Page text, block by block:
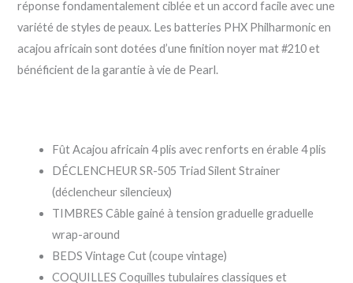
réponse fondamentalement ciblée et un accord facile avec une
variété de styles de peaux. Les batteries PHX Philharmonic en
acajou africain sont dotées d’une finition noyer mat #210 et
bénéficient de la garantie à vie de Pearl.
Fût Acajou africain 4 plis avec renforts en érable 4 plis
DÉCLENCHEUR SR-505 Triad Silent Strainer
(déclencheur silencieux)
TIMBRES Câble gainé à tension graduelle graduelle
wrap-around
BEDS Vintage Cut (coupe vintage)
COQUILLES Coquilles tubulaires classiques et